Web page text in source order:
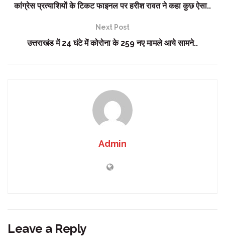
कांग्रेस प्रत्याशियों के टिकट फाइनल पर हरीश रावत ने कहा कुछ ऐसा..
Next Post
उत्तराखंड में 24 घंटे में कोरोना के 259 नए मामले आये सामने..
Admin
Leave a Reply